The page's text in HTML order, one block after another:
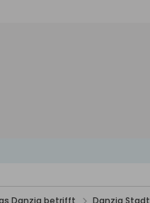
Danzig betrifft Danzig Stadt